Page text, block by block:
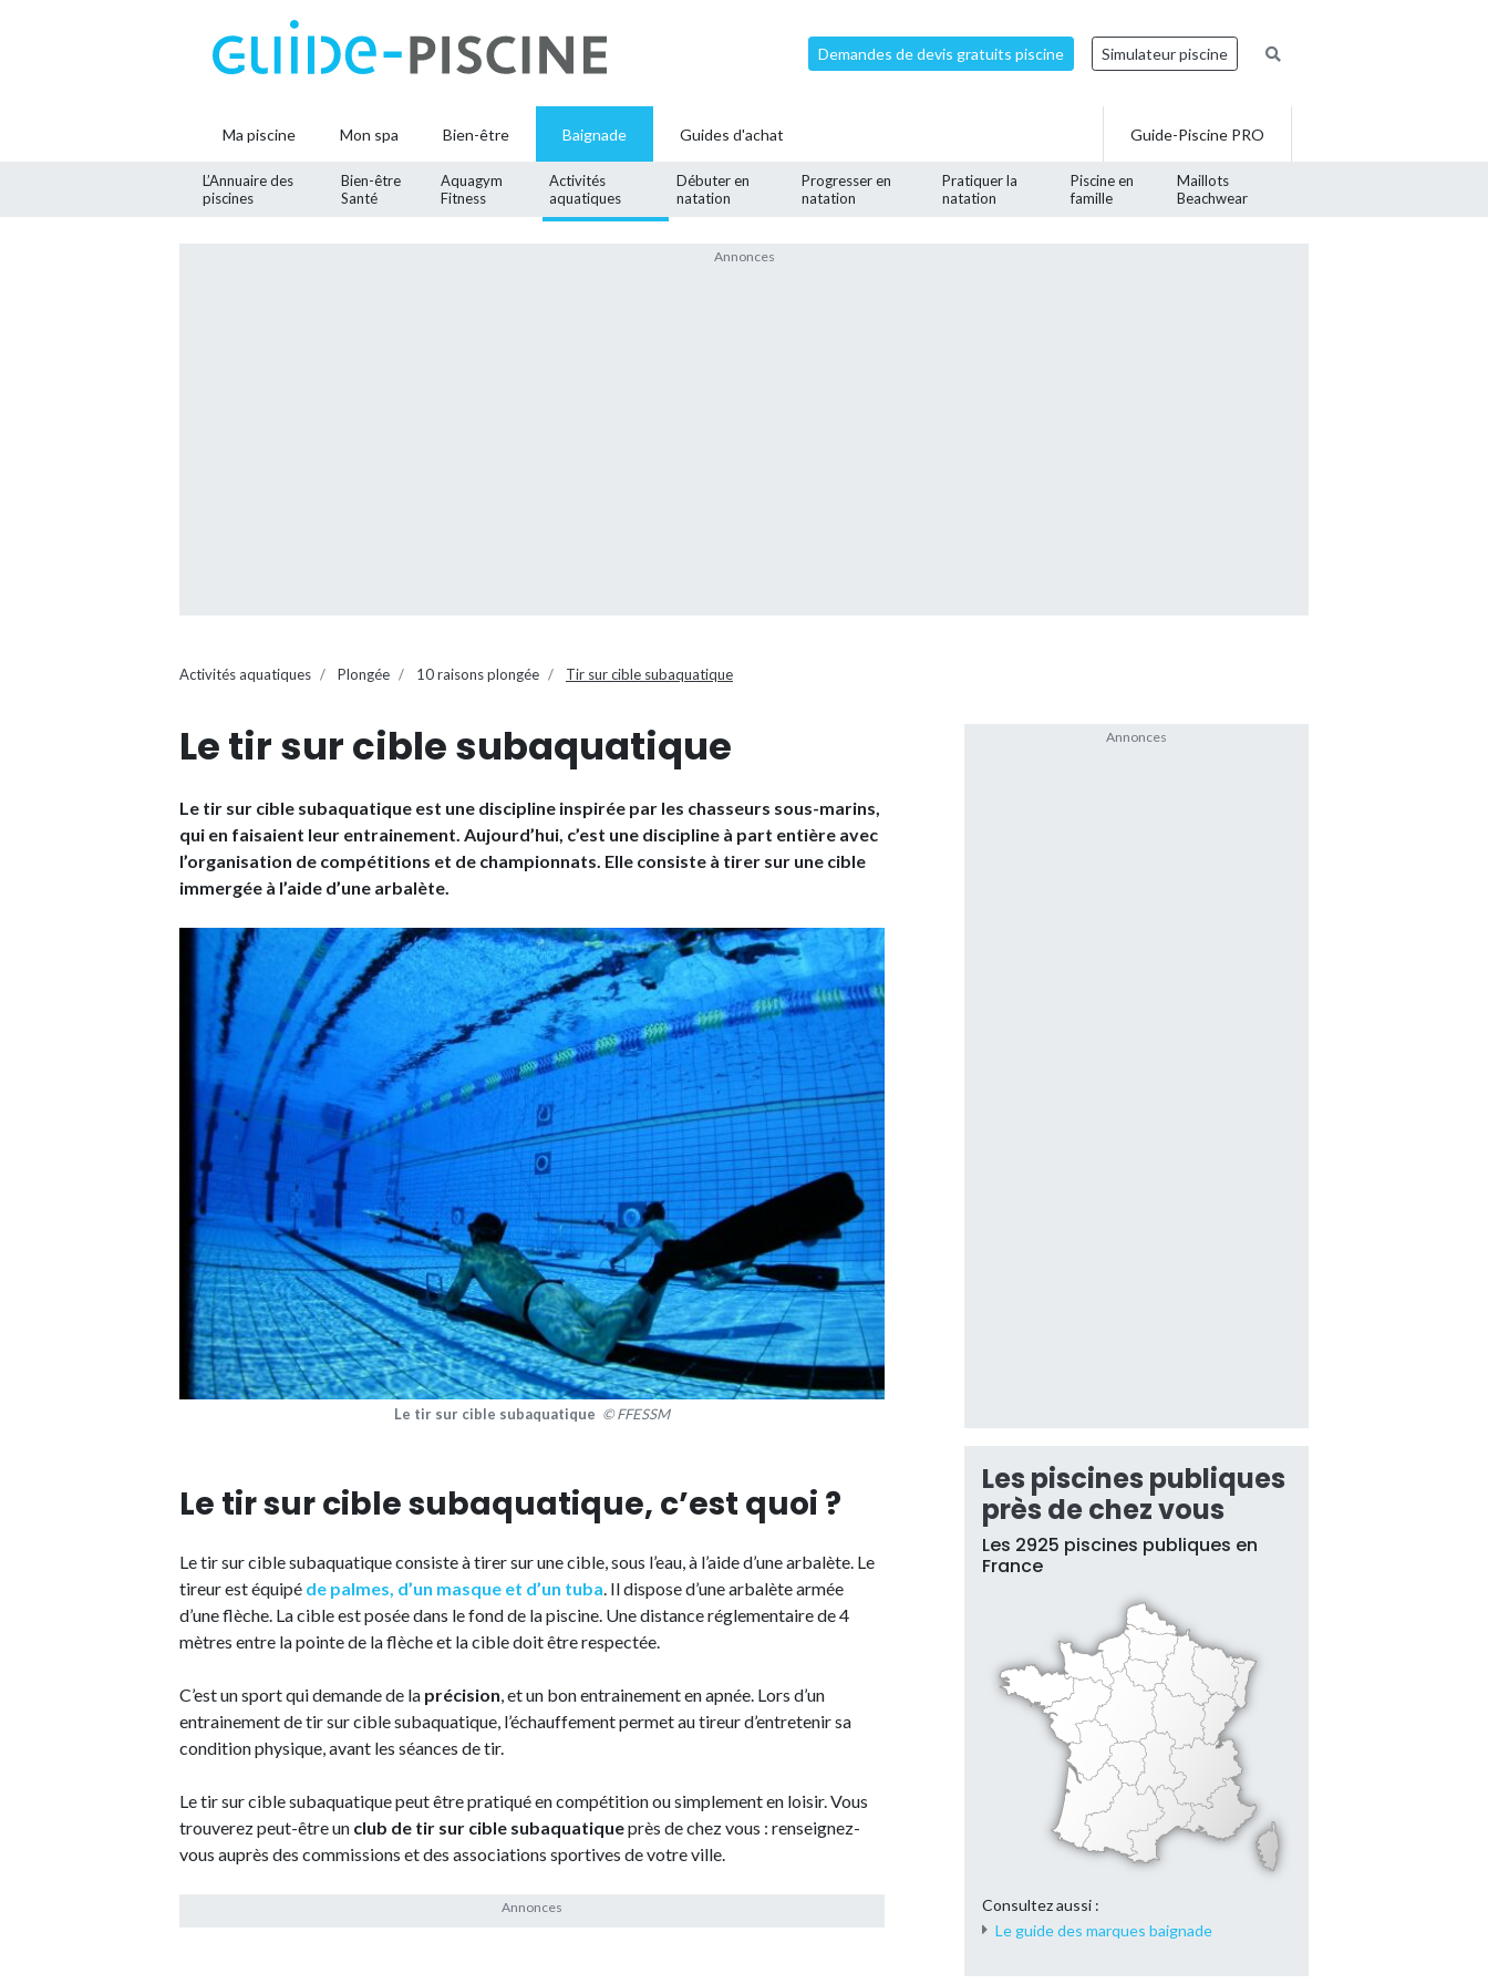
Demandes de devis gratuits piscine Simulateur piscine
Ma piscine Mon spa Bien-être Baignade
L’Annuaire des
piscines
Bien-être
Santé
Aquagym
Fitness
Activités
aquatiques
Débuter en
natation
Progresser en
natation
Pratiquer la
natation
Piscine en
famille
Maillots
Beachwear
Guides d'achat Guide-Piscine PRO
Activités aquatiques Plongée 10 raisons plongée Tir sur cible subaquatique
Le tir sur cible subaquatique
Le tir sur cible subaquatique est une discipline inspirée par les chasseurs sous-marins,
qui en faisaient leur entrainement. Aujourd’hui, c’est une discipline à part entière avec
l’organisation de compétitions et de championnats. Elle consiste à tirer sur une cible
immergée à l’aide d’une arbalète.
Le tir sur cible subaquatique © FFESSM
Le tir sur cible subaquatique, c’est quoi ?
Le tir sur cible subaquatique consiste à tirer sur une cible, sous l’eau, à l’aide d’une arbalète. Le
tireur est équipé de palmes, d’un masque et d’un tuba. Il dispose d’une arbalète armée
d’une flèche. La cible est posée dans le fond de la piscine. Une distance réglementaire de 4
mètres entre la pointe de la flèche et la cible doit être respectée.
C’est un sport qui demande de la précision, et un bon entrainement en apnée. Lors d’un
entrainement de tir sur cible subaquatique, l’échauffement permet au tireur d’entretenir sa
condition physique, avant les séances de tir.
Le tir sur cible subaquatique peut être pratiqué en compétition ou simplement en loisir. Vous
trouverez peut-être un club de tir sur cible subaquatiqueprès de chez vous : renseignez-
vous auprès des commissions et des associations sportives de votre ville.
Les piscines publiques
près de chez vous
Les 2925 piscines publiques en
France
Consultez aussi :
Le guide des marques baignade